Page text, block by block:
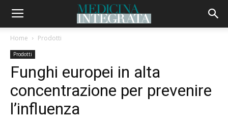
Home Prodotti
Prodotti
Funghi europei in alta
concentrazione per prevenire
l’influenza